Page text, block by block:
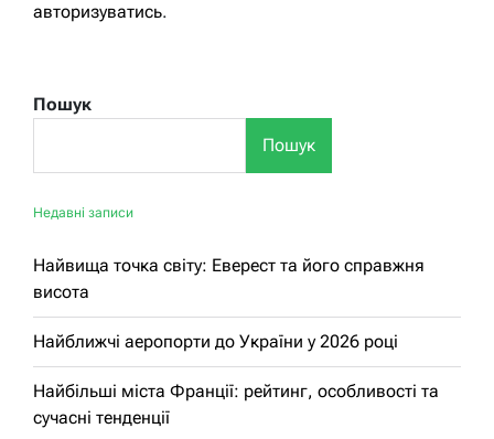
авторизуватись.
Пошук
Пошук
Недавні записи
Найвища точка світу: Еверест та його справжня
висота
Найближчі аеропорти до України у 2026 році
Найбільші міста Франції: рейтинг, особливості та
сучасні тенденції